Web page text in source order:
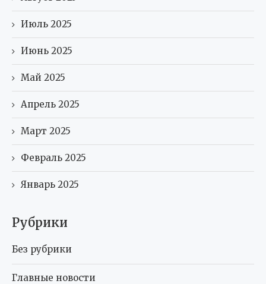
Июль 2025
Июнь 2025
Май 2025
Апрель 2025
Март 2025
Февраль 2025
Январь 2025
Рубрики
Без рубрики
Главные новости